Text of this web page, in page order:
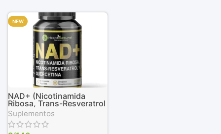
NEW
NAD+ (Nicotinamida
Ribosa, Trans-Resveratrol
y Quercetina), 90 Cáps.
Vegetales de 500 mg
Suplementos